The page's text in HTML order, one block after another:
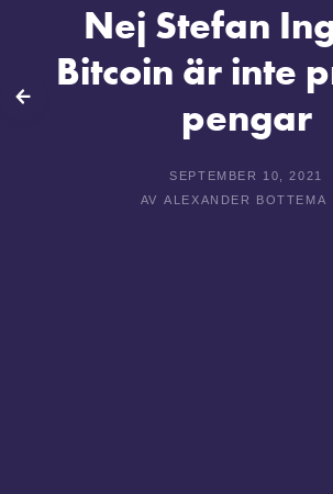
Nej Stefan
Bitcoin är inte
pengar
SEPTEMBER 10, 2021
AV
ALEXANDER BOTTEMA